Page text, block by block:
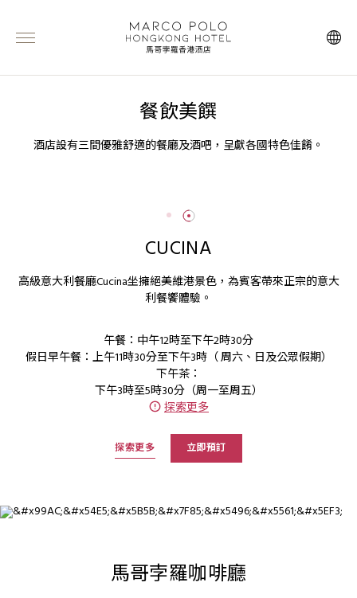
餐飲美饌
酒店設有三間優雅舒適的餐廳及酒吧，呈獻各國特色佳餚。
CUCINA
高級意大利餐廳Cucina坐擁絕美維港景色，為賓客帶來正宗的意大
利餐饗體驗。
午餐：中午12時至下午2時30分
假日早午餐：上午11時30分至下午3時（ 周六、日及公眾假期）
下午茶：
下午3時至5時30分（周一至周五）
探索更多
探索更多 立即預訂
馬哥孛羅咖啡廳